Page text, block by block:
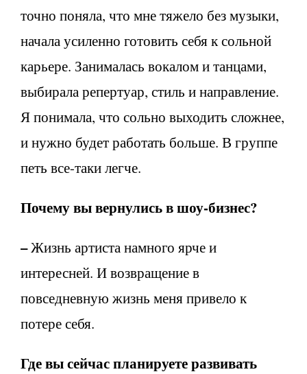
точно поняла, что мне тяжело без музыки,
начала усиленно готовить себя к сольной
карьере. Занималась вокалом и танцами,
выбирала репертуар, стиль и направление.
Я понимала, что сольно выходить сложнее,
и нужно будет работать больше. В группе
петь все-таки легче.
Почему вы вернулись в шоу-бизнес?
–Жизнь артиста намного ярче и
интересней. И возвращение в
повседневную жизнь меня привело к
потере себя.
Где вы сейчас планируете развивать